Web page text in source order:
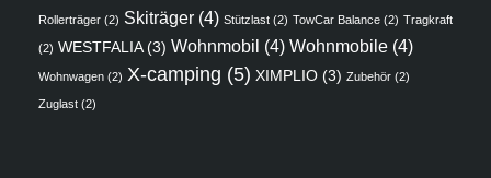
Rollerträger (2) Skiträger (4) Stützlast (2) TowCar Balance (2) Tragkraft
(2) WESTFALIA(3) Wohnmobil (4) Wohnmobile (4)
Wohnwagen (2) X-camping (5) XIMPLIO (3) Zubehör (2)
Zuglast (2)